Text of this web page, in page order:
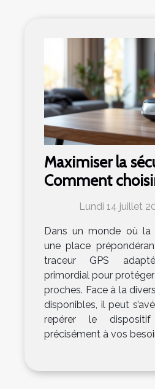
Maximiser la
Comment
GPS idéal ?Lundi 14 juillet
Dans un monde où la
une place
traceur GPS
primordial pour
proches. Face à la
disponibles, il peut
repérer le
précisément à vos